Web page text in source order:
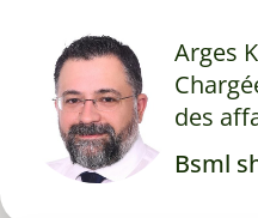
Arges
des
Bsml